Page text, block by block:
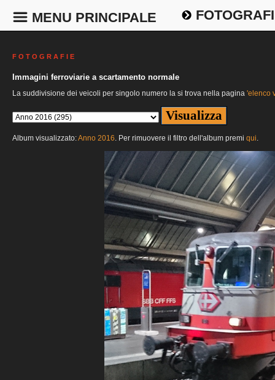
MENU PRINCIPALE
F O T O G R A F I E
Immagini ferroviarie a scartamento normale
La suddivisione dei veicoli per singolo numero la si trova nella pagina 'elenco
Album visualizzato:Anno 2016. Per rimuovere il filtro dell'album premi qui.